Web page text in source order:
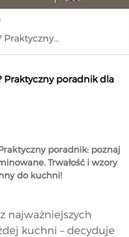
Praktyczny…
Praktyczny poradnik dla
poradnik: poznaj
Trwałość i wzory
do kuchni!
najważniejszych
kuchni – decyduje